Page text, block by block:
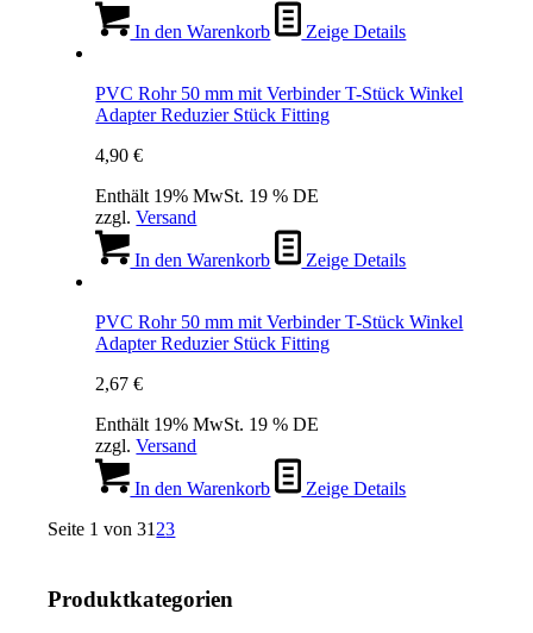
In den Warenkorb Zeige Details
PVC Rohr 50 mm mit Verbinder T-Stück Winkel
Adapter Reduzier Stück Fitting
4,90€
Enthält 19% MwSt. 19 % DE
zzgl.Versand
In den Warenkorb Zeige Details
PVC Rohr 50 mm mit Verbinder T-Stück Winkel
Adapter Reduzier Stück Fitting
2,67€
Enthält 19% MwSt. 19 % DE
zzgl.Versand
In den Warenkorb
Zeige Details
Seite 1 von 31 23
Produktkategorien